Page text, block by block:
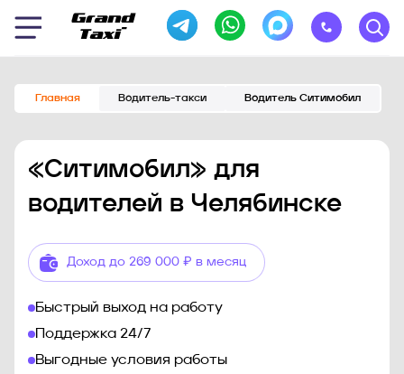
Главная Водитель-такси Водитель Ситимобил
«Ситимобил» для
водителей в Челябинске
Доход до 269 000 ₽ в месяц
Быстрый выход на работу
Поддержка 24/7
Выгодные условия работы